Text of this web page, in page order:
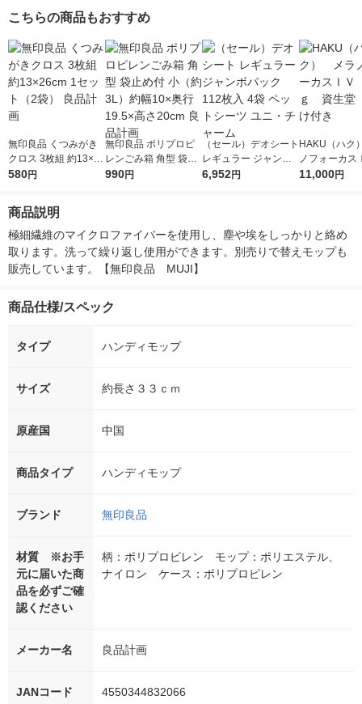
こちらの商品もおすすめ
無印良品 くつみがき
クロス 3枚組 約13×26
cm 1セット（2袋） 良
580円
無印良品 ポリプロピ
レンごみ箱 角型 袋止
め付 小（約3L）約幅1
990円
（セール）デオシート
レギュラー ジャンボ
パック 112枚入 4袋
6,952円
HAKU（ハ
ノフォーカ
5ｇ 資生堂
11,000円
商品説明
極細繊維のマイクロファイバーを使用し、塵や埃をしっかりと絡め
取ります。洗って繰り返し使用ができます。別売りで替えモップも
販売しています。【無印良品　MUJI】
商品仕様/スペック
タイプ ハンディモップ
サイズ 約長さ３３ｃｍ
原産国 中国
商品タイプ ハンディモップ
ブランド 無印良品
材質 ※お手
元に届いた商
品を必ずご確
認ください
柄：ポリプロピレン モップ：ポリエステル、
ナイロン ケース：ポリプロピレン
メーカー名 良品計画
JANコード 4550344832066